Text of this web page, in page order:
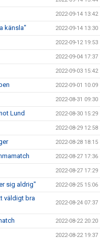
2022-09-14 13:42
känsla" 2022-09-14 13:30
2022-09-12 19:53
2022-09-04 17:37
2022-09-03 15:42
2022-09-01 10:09
2022-08-31 09:30
Lund 2022-08-30 15:29
2022-08-29 12:58
2022-08-28 18:15
2022-08-27 17:36
2022-08-27 17:29
sig aldrig" 2022-08-25 15:06
väldigt bra
2022-08-24 07:37
2022-08-22 20:20
2022-08-22 19:37